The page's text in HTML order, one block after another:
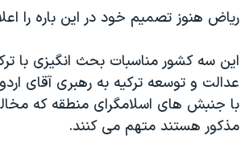
ریاض هنوز تصمیم خود در این باره را
این سه کشور مناسبات بحث انگیزی با
عدالت و توسعه ترکیه به رهبری آقای
با جنبش های اسلامگرای منطقه که
مذکور هستند متهم می کنند.